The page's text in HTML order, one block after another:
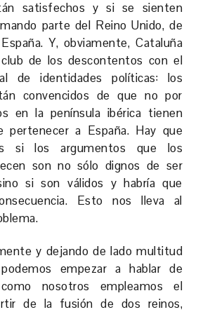
satisfechos y si se sienten
parte del Reino Unido, de
Y, obviamente, Cataluña
de los descontentos con el
de identidades políticas: los
convencidos de que no por
en la península ibérica tienen
pertenecer a España. Hay que
si los argumentos que los
son no sólo dignos de ser
si son válidos y habría que
Esto nos lleva al
y dejando de lado multitud
empezar a hablar de
nosotros empleamos el
de la fusión de dos reinos,